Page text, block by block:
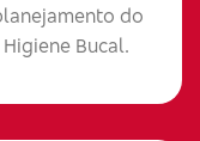
do
Bucal.